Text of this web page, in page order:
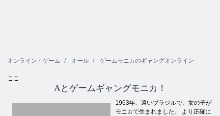
オンライン・ゲーム オール ゲームモニカのギャングオンライン
ここ
Aとゲームギャングモニカ！
1963年、遠いブラジルで、女の子が
モニカで生まれました。 より正確に